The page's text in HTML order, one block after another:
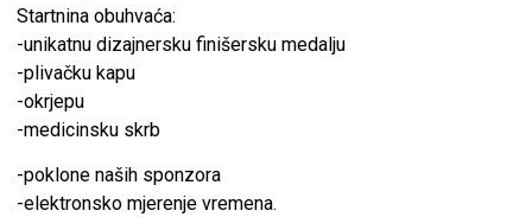
Startnina obuhvaća:
-unikatnu dizajnersku finišersku medalju
-plivačku kapu
-okrjepu
-medicinsku skrb
-poklone naših sponzora
-elektronsko mjerenje vremena.